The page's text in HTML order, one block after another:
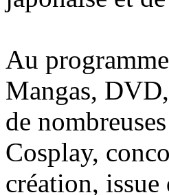
Au
Mangas,
de
Cosplay,
création,